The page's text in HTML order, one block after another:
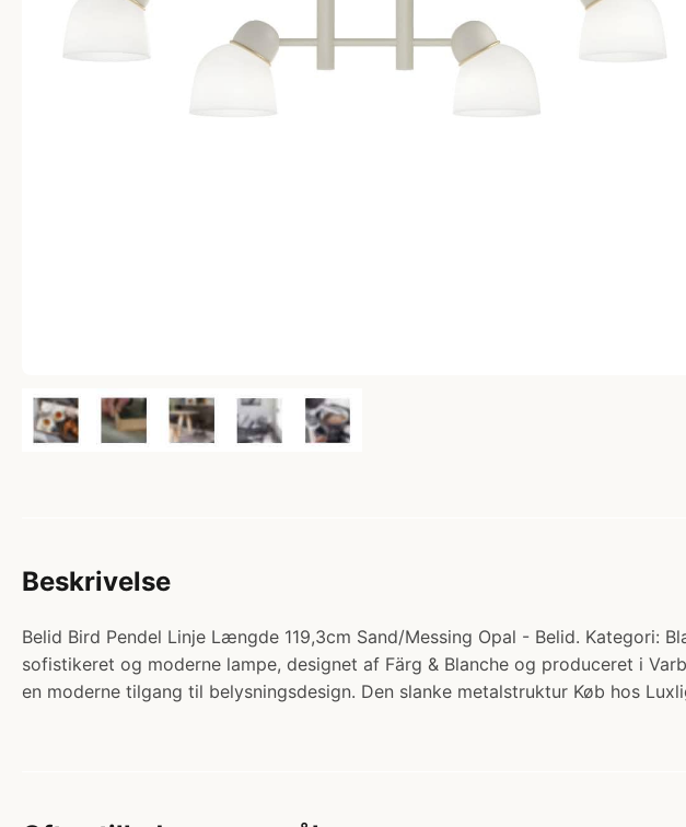
Beskrivelse
Belid Bird Pendel Linje Længde 119,3cm Sand/Messing Opal - Belid. Kategori:
sofistikeret og moderne lampe, designet af Färg & Blanche og produceret i
en moderne tilgang til belysningsdesign. Den slanke metalstruktur Køb hos